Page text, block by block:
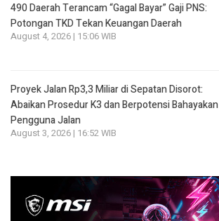
490 Daerah Terancam “Gagal Bayar” Gaji PNS:
Potongan TKD Tekan Keuangan Daerah
August 4, 2026 | 15:06 WIB
Proyek Jalan Rp3,3 Miliar di Sepatan Disorot:
Abaikan Prosedur K3 dan Berpotensi Bahayakan
Pengguna Jalan
August 3, 2026 | 16:52 WIB